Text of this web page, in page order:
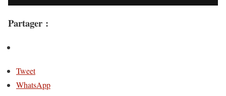
Partager :
Tweet
WhatsApp